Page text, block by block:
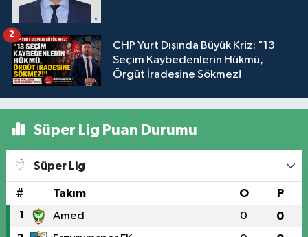
CHP Yurt Dışında Büyük Kriz: "13
Seçim Kaybedenlerin Hükmü,
Örgüt İradesine Sökmez!
2
Süper Lig Puan Durumu
Süper Lig
# Takım O P
1 Amed 0 0